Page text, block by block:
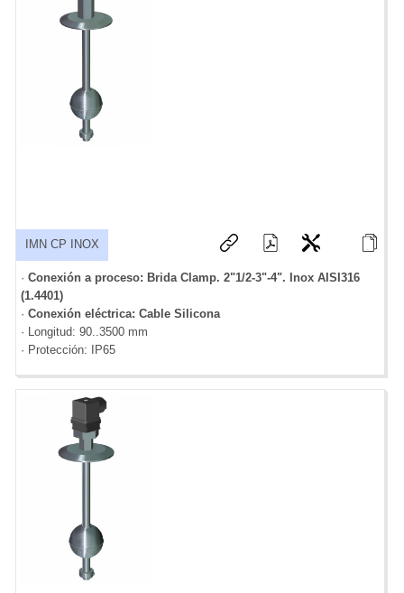
IMN CP INOX
· Conexión a proceso: Brida Clamp. 2"1/2-3"-4". Inox AISI316
(1.4401)
· Conexión eléctrica: Cable Silicona
· Longitud: 90..3500 mm
· Protección: IP65